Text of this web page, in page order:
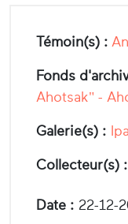
Témoin(s) :
Fonds
Ahotsak" -
Galerie(s) :
Collecteur(s) :
Date : 22-12-